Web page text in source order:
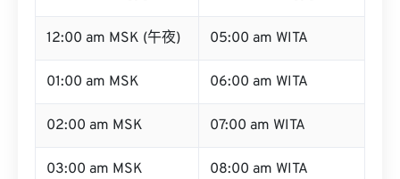
12:00 am MSK (午夜) 05:00 am WITA
01:00 am MSK 06:00 am WITA
02:00 am MSK 07:00 am WITA
03:00 am MSK 08:00 am WITA